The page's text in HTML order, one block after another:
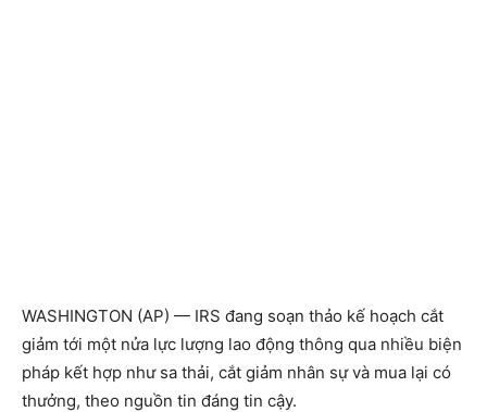
WASHINGTON (AP) — IRS đang soạn thảo kế hoạch cắt
giảm tới một nửa lực lượng lao động thông qua nhiều biện
pháp kết hợp như sa thải, cắt giảm nhân sự và mua lại có
thưởng, theo nguồn tin đáng tin cậy.